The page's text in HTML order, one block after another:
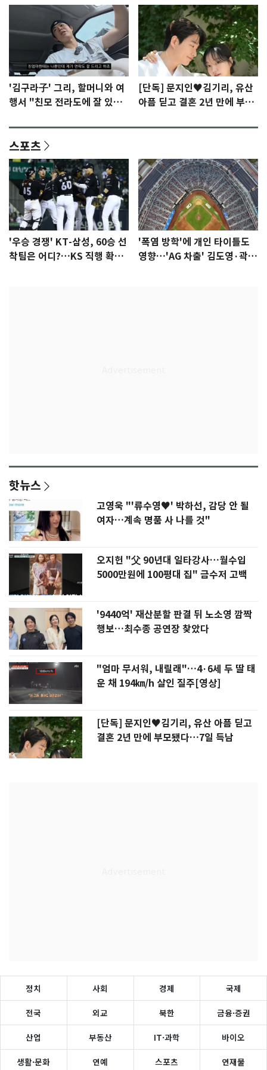
'김구라子' 그리, 할머니와 여
행서 "친모 전라도에 잘 있
[단독] 문지인♥김기리, 유산
아픔 딛고 결혼 2년 만에 부모
스포츠
'우승 경쟁' KT-삼성, 60승 선
착팀은 어디?…KS 직행 확률
'폭염 방학'에 개인 타이틀도
영향…'AG 차출' 김도영·곽빈
핫뉴스
고영욱 "'류수영♥' 박하선, 감당 안 될
여자…계속 명품 사 나를 것"
오지헌 "父 90년대 일타강사…월수입
5000만원에 100평대 집" 금수저 고백
'9440억' 재산분할 판결 뒤 노소영 깜짝
행보…최수종 공연장 찾았다
"엄마 무서워, 내릴래"…4·6세 두 딸 태
운 채 194㎞/h 살인 질주[영상]
[단독] 문지인♥김기리, 유산 아픔 딛고
결혼 2년 만에 부모됐다…7일 득남
정치 사회 경제 국제
전국 외교 북한 금융·증권
산업 부동산 IT·과학 바이오
생활·문화 연예 스포츠 연재물